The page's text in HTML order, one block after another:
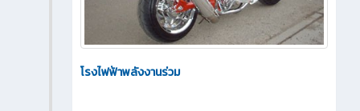
โรงไฟฟ้าพลังงานร่วม